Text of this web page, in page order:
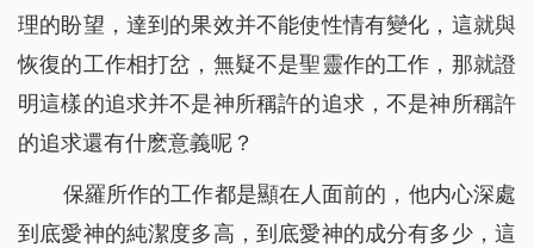
理的盼望，達到的果效并不能使性情有變化，這就與
恢復的工作相打岔，無疑不是聖靈作的工作，那就證
明這樣的追求并不是神所稱許的追求，不是神所稱許
的追求還有什麽意義呢？
保羅所作的工作都是顯在人面前的，他内心深處
到底愛神的純潔度多高，到底愛神的成分有多少，這